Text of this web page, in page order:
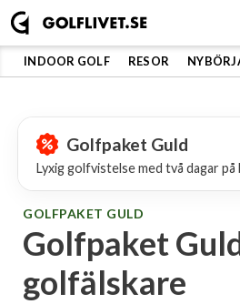
Hoppa
till
innehållINDOOR GOLF RESOR
Golfpaket Guld
Lyxig golfvistelse med två dagar
GOLFPAKET GULD
Golfpaket
golfälskare